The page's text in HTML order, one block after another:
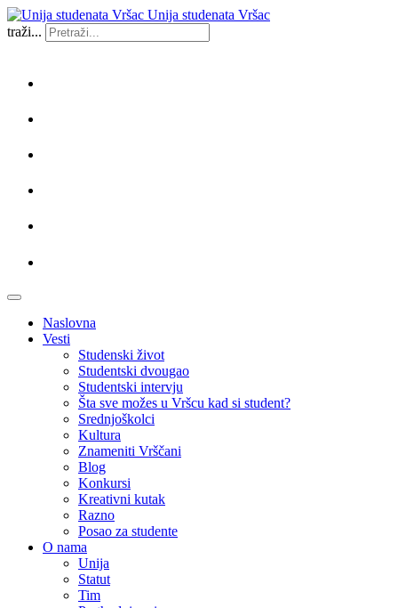
Unija studenata Vršac
traži...
Naslovna
Vesti
Studenski život
Studentski dvougao
Studentski intervju
Šta sve možes u Vršcu kad si student?
Srednjoškolci
Kultura
Znameniti Vrščani
Blog
Konkursi
Kreativni kutak
Razno
Posao za studente
O nama
Unija
Statut
Tim